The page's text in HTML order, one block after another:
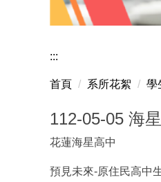
:::
首頁 系所花絮 學
112-05-05 海
花蓮海星高中
預見未來-原住民高中